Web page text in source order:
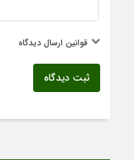
قوانین ارسال دیدگاه
ثبت دیدگاه